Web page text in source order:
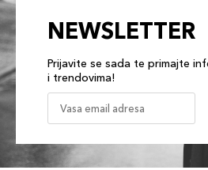
NEWSLETTER
Prijavite se sada te primajte
i trendovima!